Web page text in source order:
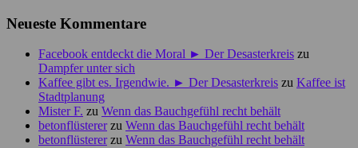
Neueste Kommentare
Facebook entdeckt die Moral ► Der Desasterkreis zu
Dampfer unter sich
Kaffee gibt es. Irgendwie. ► Der Desasterkreis zu Kaffee ist
Stadtplanung
Mister F. zu Wenn das Bauchgefühl recht behält
betonflüstererzu Wenn das Bauchgefühl recht behält
betonflüstererzu Wenn das Bauchgefühl recht behält